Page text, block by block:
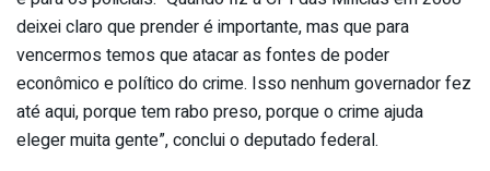
deixei claro que prender é importante, mas que para
vencermos temos que atacar as fontes de poder
econômico e político do crime. Isso nenhum governador fez
até aqui, porque tem rabo preso, porque o crime ajuda
eleger muita gente”, conclui o deputado federal.